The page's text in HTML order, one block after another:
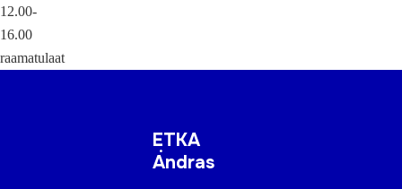
12.00-
16.00
raamatulaat
ETKA
Andras